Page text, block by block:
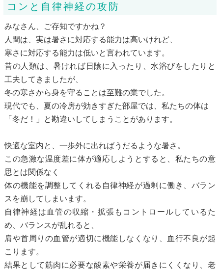
コンと自律神経の攻防
みなさん、ご存知ですかね？
人間は、実は暑さに対応する能力は高いけれど、
寒さに対応する能力は低いと言われています。
昔の人類は、暑ければ日陰に入ったり、水浴びをしたりと
工夫してきましたが、
冬の寒さから身を守ることは至難の業でした。
現代でも、夏の冷房が効きすぎた部屋では、私たちの体は
「冬だ！」と勘違いしてしまうことがあります。
快適な室内と、一歩外に出ればうだるような暑さ。
この急激な温度差に体が適応しようとすると、私たちの意
思とは関係なく
体の機能を調整してくれる自律神経が過剰に働き、バラン
スを崩してしまいます。
自律神経は血管の収縮・拡張もコントロールしているた
め、バランスが乱れると、
肩や首周りの血管が適切に機能しなくなり、血行不良が起
こります。
結果として筋肉に必要な酸素や栄養が届きにくくなり、老